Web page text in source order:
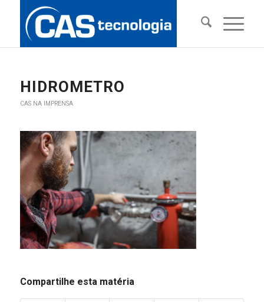
HIDROMETRO
CAS NA IMPRENSA
Compartilhe esta matéria